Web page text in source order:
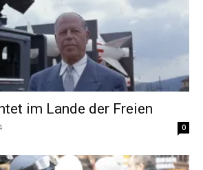
im Lande der Freien
0